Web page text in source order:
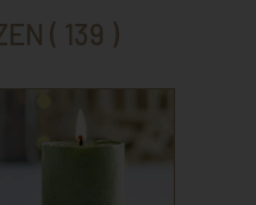
( 139 )